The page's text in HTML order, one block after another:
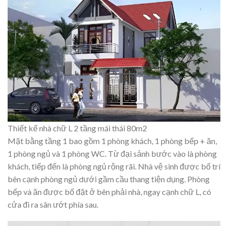
Thiết kế nhà chữ L 2 tầng mái thái 80m2
Mặt bằng tầng 1 bao gồm 1 phòng khách, 1 phòng bếp + ăn,
1 phòng ngủ và 1 phòng WC. Từ đại sảnh bước vào là phòng
khách, tiếp đến là phòng ngủ rộng rãi. Nhà vệ sinh được bố trí
bên cạnh phòng ngủ dưới gầm cầu thang tiện dụng. Phòng
bếp và ăn được bố đặt ở bên phải nhà, ngay cạnh chữ L, có
cửa đi ra sân ướt phía sau.